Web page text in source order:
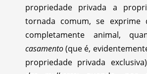
propriedade privada a
tornada comum, se exprime
completamente animal,
casamento(que é,
propriedade privada